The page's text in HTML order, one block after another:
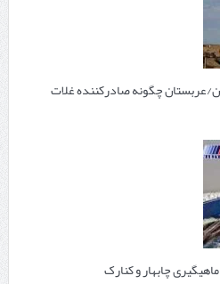
چگونه صادرکننده غلات